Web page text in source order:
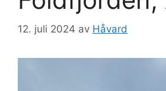
12. juli 2024 av Håvard